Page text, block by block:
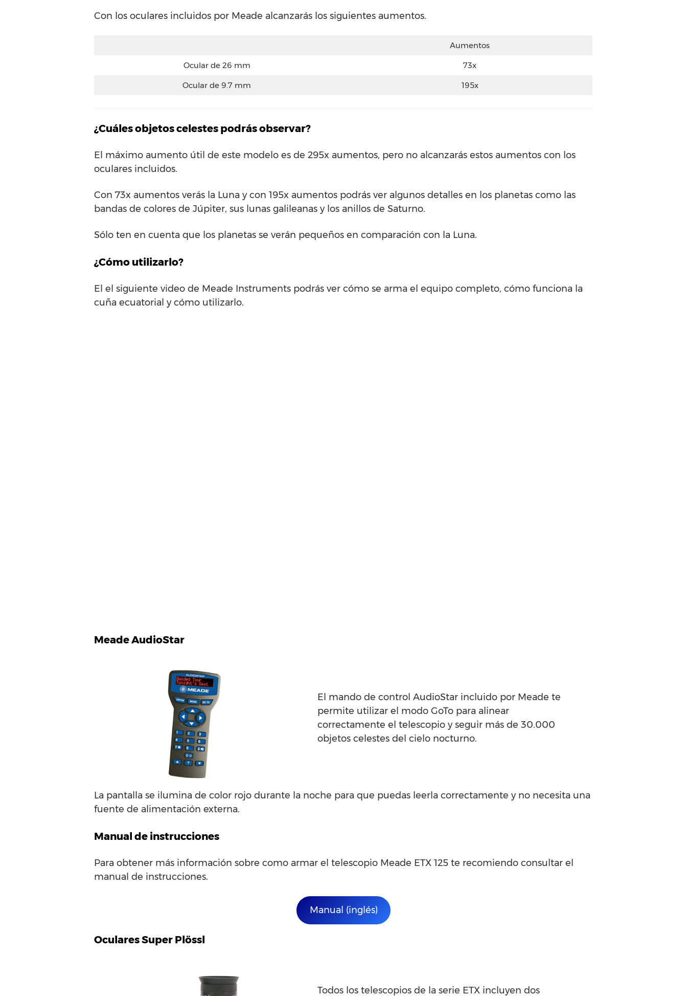
Con los oculares incluidos por Meade alcanzarás los siguientes aumentos.
Aumentos
Ocular de 26 mm 73x
Ocular de 9.7 mm 195x
¿Cuáles objetos celestes podrás observar?
El máximo aumento útil de este modelo es de 295x aumentos, pero no alcanzarás estos aumentos con los
oculares incluidos.
Con 73x aumentos verás la Luna y con 195x aumentos podrás ver algunos detalles en los planetas como las
bandas de colores de Júpiter, sus lunas galileanas y los anillos de Saturno.
Sólo ten en cuenta que los planetas se verán pequeños en comparación con la Luna.
¿Cómo utilizarlo?
El el siguiente video de Meade Instruments podrás ver cómo se arma el equipo completo, cómo funciona la
cuña ecuatorial y cómo utilizarlo.
Meade AudioStar
El mando de control AudioStar incluido por Meade te
permite utilizar el modo GoTo para alinear
correctamente el telescopio y seguir más de 30.000
objetos celestes del cielo nocturno.
La pantalla se ilumina de color rojo durante la noche para que puedas leerla correctamente y no necesita una
fuente de alimentación externa.
Manual de instrucciones
Para obtener más información sobre como armar el telescopio Meade ETX 125 te recomiendo consultar el
manual de instrucciones.
Manual (inglés)
Oculares Super Plössl
Todos los telescopios de la serie ETX incluyen dos